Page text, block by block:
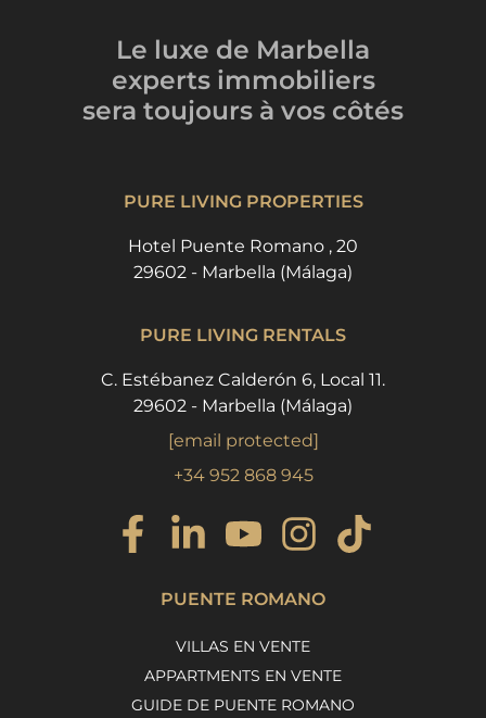
Le luxe de Marbella
experts immobiliers
sera toujours à vos côtés
PURE LIVING PROPERTIES
Hotel Puente Romano , 20
29602 - Marbella (Málaga)
PURE LIVING RENTALS
C. Estébanez Calderón 6, Local 11.
29602 - Marbella (Málaga)
[email protected]
+34 952 868 945
PUENTE ROMANO
VILLAS EN VENTE
APPARTMENTS EN VENTE
GUIDE DE PUENTE ROMANO